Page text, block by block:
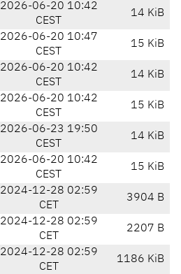
2026-06-20 10:42
CEST
14 KiB
2026-06-20 10:47
CEST
15 KiB
2026-06-20 10:42
CEST
14 KiB
2026-06-20 10:42
CEST
15 KiB
2026-06-23 19:50
CEST
14 KiB
2026-06-20 10:42
CEST
15 KiB
2024-12-28 02:59
CET
3904 B
2024-12-28 02:59
CET
2207 B
2024-12-28 02:59
CET
1186 KiB